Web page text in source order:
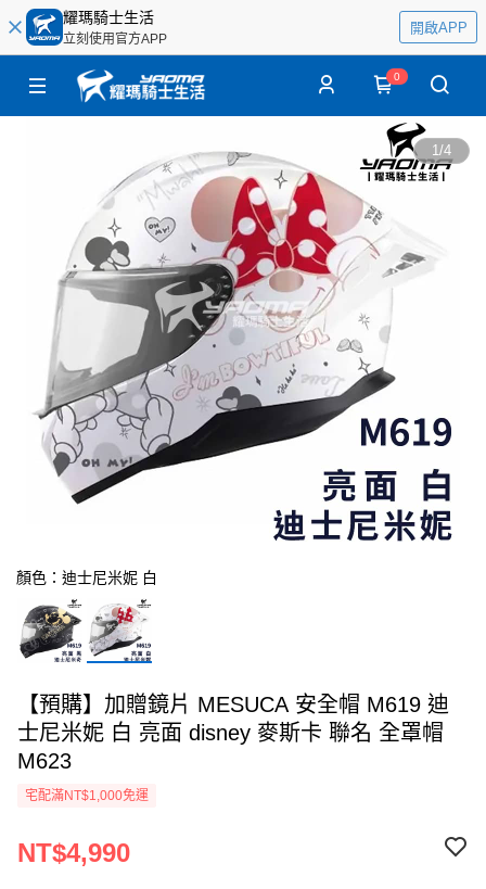
耀瑪騎士生活
立刻使用官方APP
開啟APP
0
1/4
顏色：迪士尼米妮 白
【預購】加贈鏡片 MESUCA 安全帽 M619 迪
士尼米妮 白 亮面 disney 麥斯卡 聯名 全罩帽
M623
宅配滿NT$1,000免運
NT$4,990